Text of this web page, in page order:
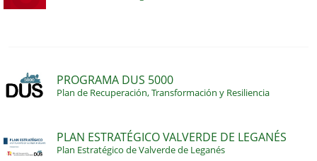
PROGRAMA DUS 5000
Plan de Recuperación, Transformación y Resiliencia
PLAN ESTRATÉGICO VALVERDE DE LEGANÉS
Plan Estratégico de Valverde de Leganés